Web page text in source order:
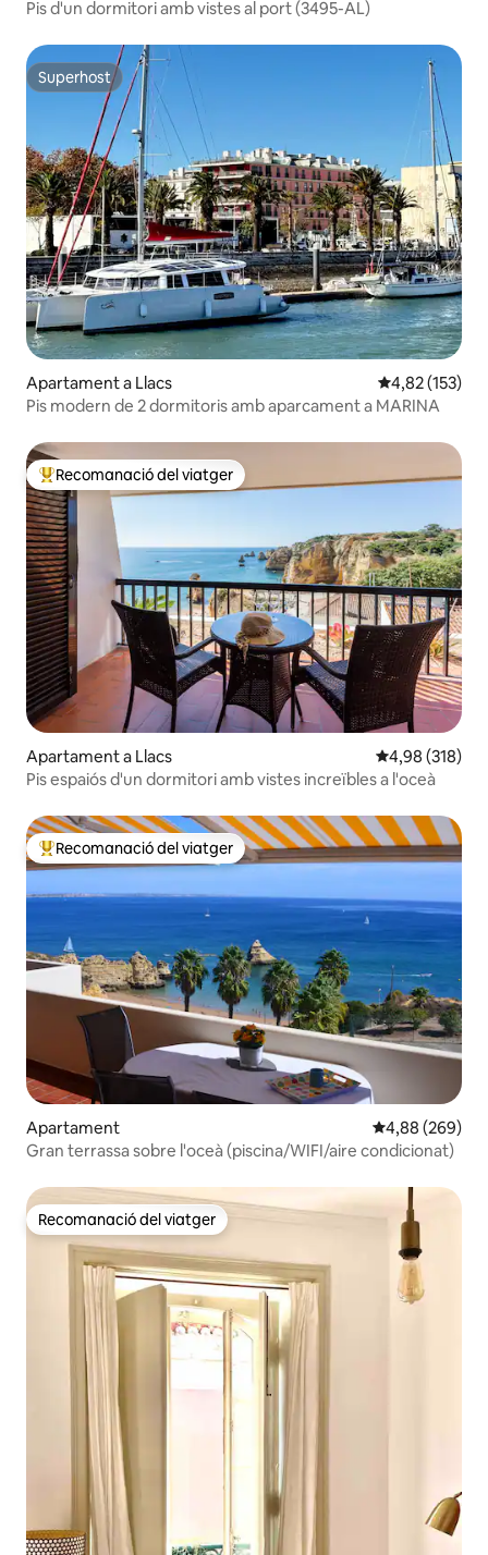
Pis d'un dormitori amb vistes al port (3495-AL)
Superhost
Superhost
Apartament a Llacs 4,82 de
4,82 (153)
Pis modern de 2 dormitoris amb aparcament a MARINA
Principals recomanacions dels viatgers
Recomanació del viatger
Apartament a Llacs 4,98 de
4,98 (318)
Pis espaiós d'un dormitori amb vistes increïbles a l'oceà
Principals recomanacions dels viatgers
Recomanació del viatger
Apartament 4,88 de
4,88 (269)
Gran terrassa sobre l'oceà (piscina/WIFI/aire condicionat)
Recomanació del viatger
Recomanació del viatger